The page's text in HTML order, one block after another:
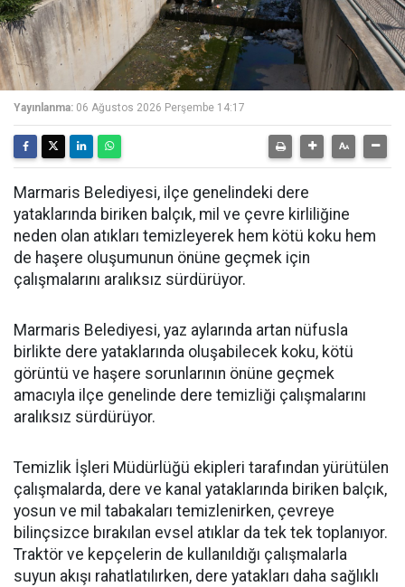
Yayınlanma: 06 Ağustos 2026 Perşembe 14:17
Marmaris Belediyesi, ilçe genelindeki dere
yataklarında biriken balçık, mil ve çevre kirliliğine
neden olan atıkları temizleyerek hem kötü koku hem
de haşere oluşumunun önüne geçmek için
çalışmalarını aralıksız sürdürüyor.
Marmaris Belediyesi, yaz aylarında artan nüfusla
birlikte dere yataklarında oluşabilecek koku, kötü
görüntü ve haşere sorunlarının önüne geçmek
amacıyla ilçe genelinde dere temizliği çalışmalarını
aralıksız sürdürüyor.
Temizlik İşleri Müdürlüğü ekipleri tarafından yürütülen
çalışmalarda, dere ve kanal yataklarında biriken balçık,
yosun ve mil tabakaları temizlenirken, çevreye
bilinçsizce bırakılan evsel atıklar da tek tek toplanıyor.
Traktör ve kepçelerin de kullanıldığı çalışmalarla
suyun akışı rahatlatılırken, dere yatakları daha sağlıklı